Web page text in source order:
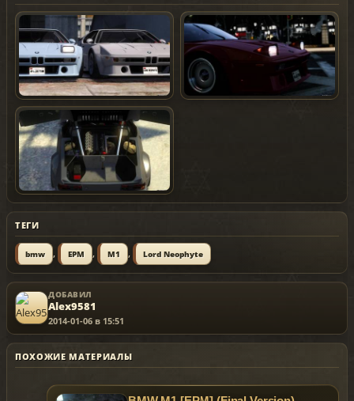
ТЕГИ
bmw , EPM , M1 , Lord Neophyte
ДОБАВИЛ
Alex9581
2014-01-06 в 15:51
ПОХОЖИЕ МАТЕРИАЛЫ